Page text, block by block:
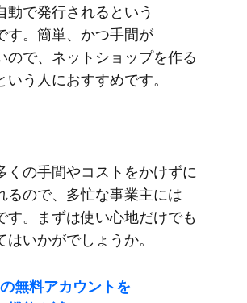
動で​発行されると​いう​
す。​簡単、​かつ​手間が​
ので、​ネットショップを​作る​
いう​人に​おすすめです。
くの​手間や​コストを​かけずに​
るので、​多忙な​事業主には​
す。​まずは​使い心地だけでも​
は​いかがでしょうか。
無料アカウントを​